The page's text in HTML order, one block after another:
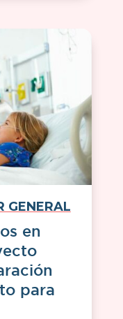
GENERAL
en
para